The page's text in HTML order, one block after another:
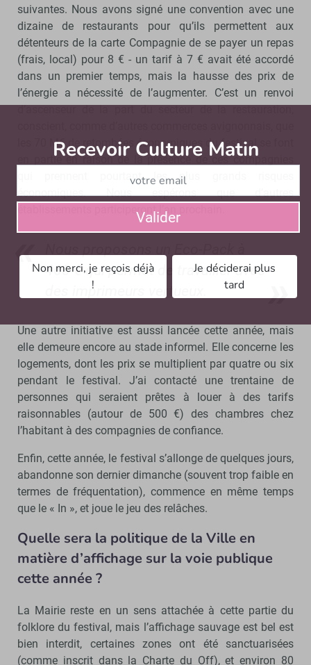
suivantes. Nous avons signé une convention avec une
dizaine de restaurants pour qu’ils permettent aux
détenteurs de la carte Compagnie de se payer un repas
(frais, local) pour 8 € - un tarif à 7 € avait été accordé
dans un premier temps, mais la hausse des prix de
l’énergie a nécessité de l’augmenter. C’est un renvoi
d’ascenseur de la part du secteur de la restauration,
les 70 M€ de retombées économiques du festival se font
en partie en raison de la présence de ces compagnies
qui prennent pourtant les plus grands risques
économiques. Nous espérons que d’autres
établissements participeront l’an prochain.
460 € qui permet de travailler avec
des imprimeurs vertueux.
Une autre initiative est aussi lancée cette année, mais
elle demeure encore au stade informel. Elle concerne les
logements, dont les prix se multiplient par quatre ou six
pendant le festival. J’ai contacté une trentaine de
personnes qui seraient prêtes à louer à des tarifs
raisonnables (autour de 500 €) des chambres chez
l’habitant à des compagnies de confiance.
Enfin, cette année, le festival s’allonge de quelques jours,
abandonne son dernier dimanche (souvent trop faible en
termes de fréquentation), commence en même temps
que le « In », et joue le jeu des relâches.
Quelle sera la politique de la Ville en
matière d’affichage sur la voie publique
cette année ?
La Mairie reste en un sens attachée à cette partie du
folklore du festival, mais l’affichage sauvage est bel est
bien interdit, certaines zones ont été sanctuarisées
(comme inscrit dans la Charte du Off), et environ 80
Recevoir Culture Matin
Valider
Non merci, je reçois déjà
!
Je déciderai plus
tard